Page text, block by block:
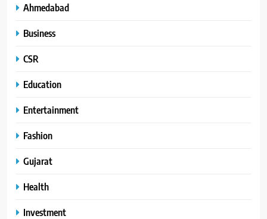
Ahmedabad
Business
CSR
Education
Entertainment
Fashion
Gujarat
Health
Investment